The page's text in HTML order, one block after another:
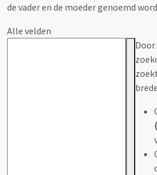
de vader en de moeder genoemd
Alle velden